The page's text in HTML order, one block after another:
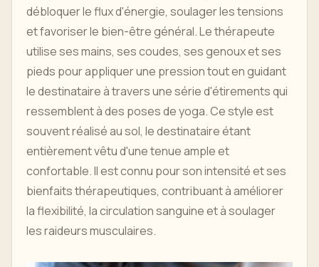
débloquer le flux d'énergie, soulager les tensions
et favoriser le bien-être général. Le thérapeute
utilise ses mains, ses coudes, ses genoux et ses
pieds pour appliquer une pression tout en guidant
le destinataire à travers une série d'étirements qui
ressemblent à des poses de yoga. Ce style est
souvent réalisé au sol, le destinataire étant
entièrement vêtu d'une tenue ample et
confortable. Il est connu pour son intensité et ses
bienfaits thérapeutiques, contribuant à améliorer
la flexibilité, la circulation sanguine et à soulager
les raideurs musculaires.